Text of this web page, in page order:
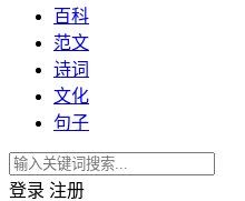
百科
范文
诗词
文化
句子
登录 注册